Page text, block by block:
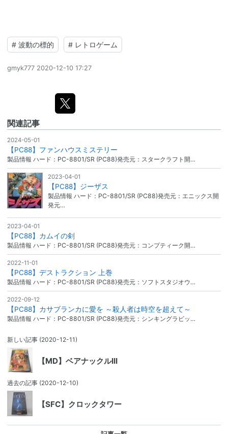
# 波動の標的 # レトロゲーム
gmyk777 2020-12-10 17:27
関連記事
2024-05-01
【PC88】ファンハウスミステリー
製品情報 ハード：PC-8801/SR (PC88)発売元：スタークラフト開…
2023-04-01
【PC88】ジーザス
製品情報 ハード：PC-8801/SR (PC88)発売元：エニックス開
発元…
2023-04-01
【PC88】カムイの剣
製品情報 ハード：PC-8801/SR (PC88)発売元：コンプティーク開…
2022-11-01
【PC88】デストラクション 上巻
製品情報 ハード：PC-8801/SR (PC88)発売元：ソフトスタジオウ…
2022-09-12
【PC88】カサブランカに愛を ～殺人者は時空を超えて～
製品情報 ハード：PC-8801/SR (PC88)発売元：シンキングラビッ…
新しい記事 (2020-12-11)
【MD】ベアナックルIII
過去の記事 (2020-12-10)
【SFC】クロックタワー